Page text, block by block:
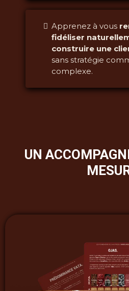
Apprenez à vous
fidéliser
construire une
sans stratégie
complexe.
UN